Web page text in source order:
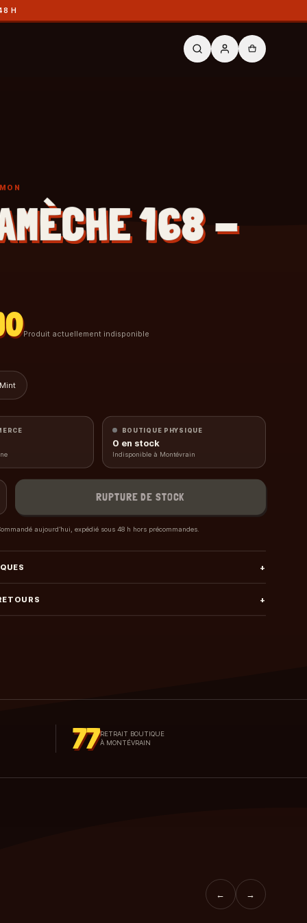
H
168 -
Produit actuellement indisponible
BOUTIQUE PHYSIQUE
0 en stock
Indisponible à Montévrain
RUPTURE DE STOCK
aujourd’hui, expédié sous 48 h hors précommandes.
+
+
77RETRAIT BOUTIQUE
À MONTÉVRAIN
← →